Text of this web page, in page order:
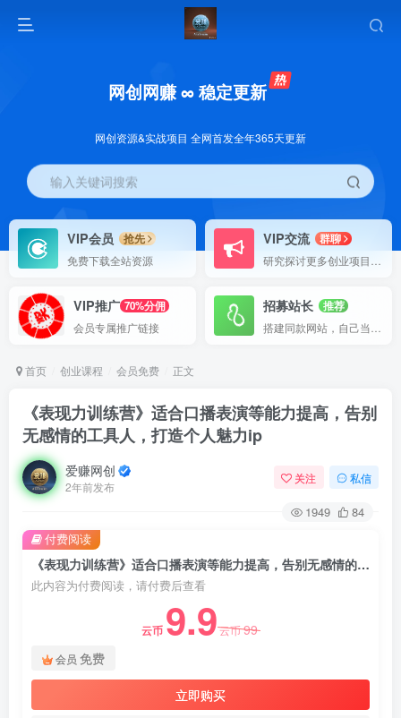
网创网赚 ∞ 稳定更新
网创资源&实战项目 全网首发全年365天更新
输入关键词搜索
VIP会员
抢先
免费下载全站资源
VIP交流
群聊
VIP推广 70%分佣
会员专属推广链接
招募站长
推荐
首页 创业课程 会员免费 正文
《表现力训练营》适合口播表演等能力提高，告别
无感情的工具人，打造个人魅力ip
爱赚网创
2年前发布
关注 私信
1949 84
《表现力训练营》适合口播表演等能力提高，告别无感情的工具人，打造个人魅力ip
此内容为付费阅读，请付费后查看
云币 9.9云币99
会员 免费
立即购买
付费阅读